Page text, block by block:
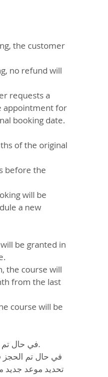
the customer
no refund will
requests a
appointment for
booking date.
of the original
before the
will be
a new
be granted in
the course will
from the last
course will be